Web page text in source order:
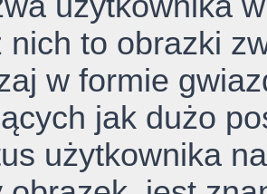
nich to obrazki
w formie
jak dużo
użytkownika